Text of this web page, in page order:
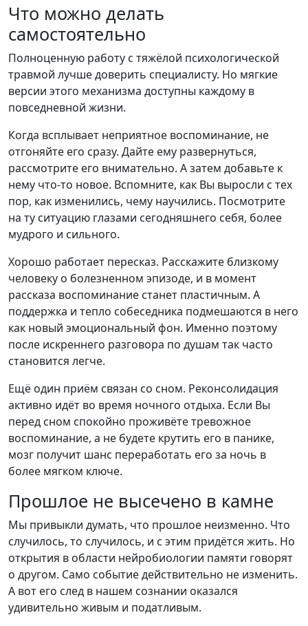
Что можно делать
самостоятельно
Полноценную работу с тяжёлой психологической
травмой лучше доверить специалисту. Но мягкие
версии этого механизма доступны каждому в
повседневной жизни.
Когда всплывает неприятное воспоминание, не
отгоняйте его сразу. Дайте ему развернуться,
рассмотрите его внимательно. А затем добавьте к
нему что-то новое. Вспомните, как Вы выросли с тех
пор, как изменились, чему научились. Посмотрите
на ту ситуацию глазами сегодняшнего себя, более
мудрого и сильного.
Хорошо работает пересказ. Расскажите близкому
человеку о болезненном эпизоде, и в момент
рассказа воспоминание станет пластичным. А
поддержка и тепло собеседника подмешаются в него
как новый эмоциональный фон. Именно поэтому
после искреннего разговора по душам так часто
становится легче.
Ещё один приём связан со сном. Реконсолидация
активно идёт во время ночного отдыха. Если Вы
перед сном спокойно проживёте тревожное
воспоминание, а не будете крутить его в панике,
мозг получит шанс переработать его за ночь в
более мягком ключе.
Прошлое не высечено в камне
Мы привыкли думать, что прошлое неизменно. Что
случилось, то случилось, и с этим придётся жить. Но
открытия в области нейробиологии памяти говорят
о другом. Само событие действительно не изменить.
А вот его след в нашем сознании оказался
удивительно живым и податливым.